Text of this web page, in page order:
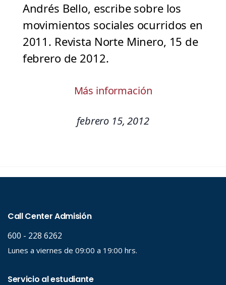
Andrés Bello, escribe sobre los
movimientos sociales ocurridos en
2011. Revista Norte Minero, 15 de
febrero de 2012.
Más información
febrero 15, 2012